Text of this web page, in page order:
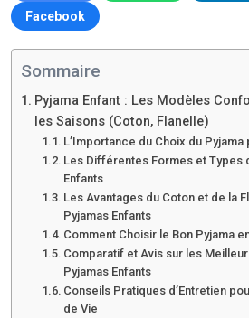
Facebook
Sommaire
Pyjama Enfant : Les Modèles
les Saisons (Coton, Flanelle)
L’Importance du Choix du Pyjama
Les Différentes Formes et Types
Enfants
Les Avantages du Coton et de la
Pyjamas Enfants
Comment Choisir le Bon Pyjama
Comparatif et Avis sur les
Pyjamas Enfants
Conseils Pratiques d’Entretien
de Vie